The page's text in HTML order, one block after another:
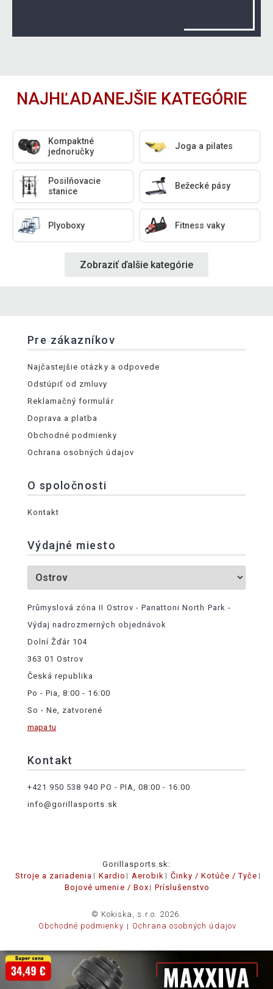
NAJHĽADANEJŠIE KATEGÓRIE
Kompaktné
jednoručky
Joga a pilates
Posilňovacie
stanice
Bežecké pásy
Plyoboxy Fitness vaky
Zobraziť ďalšie kategórie
Pre zákazníkov
Najčastejšie otázky a odpovede
Odstúpiť od zmluvy
Reklamačný formulár
Doprava a platba
Obchodné podmienky
Ochrana osobných údajov
O spoločnosti
Kontakt
Výdajné miesto
Průmyslová zóna II Ostrov - Panattoni North Park -
Výdaj nadrozmerných objednávok
Dolní Žďár 104
363 01 Ostrov
Česká republika
Po - Pia, 8:00 - 16:00
So - Ne, zatvorené
mapa tu
Kontakt
+421 950 538 940 PO - PIA, 08:00 - 16:00
info@gorillasports.sk
Gorillasports.sk:
Stroje a zariadenia
Kardio Aerobik
Činky / Kotúče / Tyče
Bojové umenie / Box
Príslušenstvo
© Kokiska, s.r.o. 2026.
Obchodné podmienky
Ochrana osobných údajov